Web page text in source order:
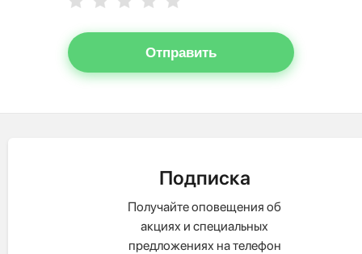
Отправить
Подписка
Получайте оповещения об
акциях и специальных
предложениях на телефон